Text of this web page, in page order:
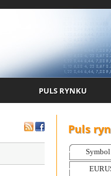
PULS RYNKU
Puls